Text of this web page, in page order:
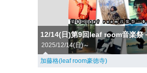
12/14(日)第9回leaf room音楽祭
2025/12/14(日)～
加藤格(leaf room豪徳寺)